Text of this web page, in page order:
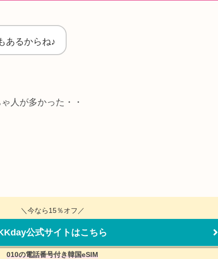
あるからね♪
人が多かった・・
＼今なら15％オフ／
公式サイトはこちら
010の電話番号付き韓国eSIM